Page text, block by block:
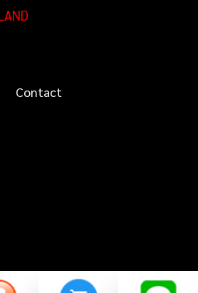
Contact
2026 © BSTHAILAND